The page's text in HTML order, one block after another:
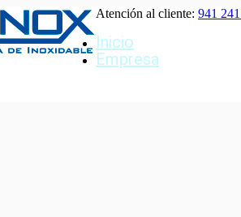
Atención al cliente: 941
Inicio
Empresa